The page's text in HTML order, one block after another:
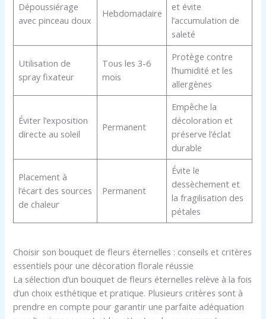
Dépoussiérage
avec pinceau doux
Hebdomadaire
et évite
l’accumulation de
saleté
Utilisation de
spray fixateur
Tous les 3-6
mois
Protège contre
l’humidité et les
allergènes
Éviter l’exposition
directe au soleil
Permanent
Empêche la
décoloration et
préserve l’éclat
durable
Placement à
l’écart des sources
de chaleur
Permanent
Évite le
dessèchement et
la fragilisation des
pétales
Choisir son bouquet de fleurs éternelles : conseils et critères
essentiels pour une décoration florale réussie
La sélection d’un bouquet de fleurs éternelles relève à la fois
d’un choix esthétique et pratique. Plusieurs critères sont à
prendre en compte pour garantir une parfaite adéquation